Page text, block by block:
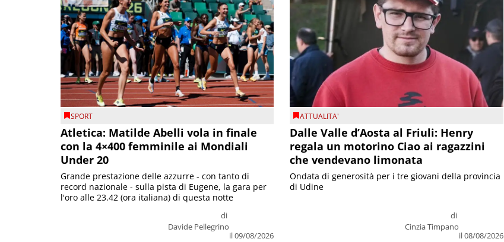
SPORT
Atletica: Matilde Abelli vola in finale
con la 4×400 femminile ai Mondiali
Under 20
di
Davide Pellegrino
il 09/08/2026
Grande prestazione delle azzurre - con tanto di
record nazionale - sulla pista di Eugene, la gara per
l'oro alle 23.42 (ora italiana) di questa notte
ATTUALITA'
Dalle Valle d’Aosta al Friuli: Henry
regala un motorino Ciao ai ragazzini
che vendevano limonata
di
Cinzia Timpano
il 08/08/2026
Ondata di generosità per i tre giovani della provincia
di Udine